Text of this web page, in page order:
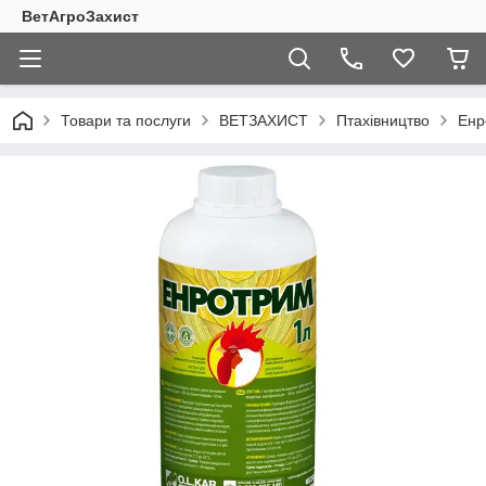
ВетАгроЗахист
Товари та послуги ВЕТЗАХИСТ Птахівництво